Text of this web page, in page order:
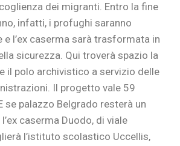
dei migranti. Entro la fine
infatti, i profughi saranno
l’ex caserma sarà trasformata in
sicurezza. Qui troverà spazio la
il polo archivistico a servizio delle
Il progetto vale 59
se palazzo Belgrado resterà un
caserma Duodo, di viale
l’istituto scolastico Uccellis,